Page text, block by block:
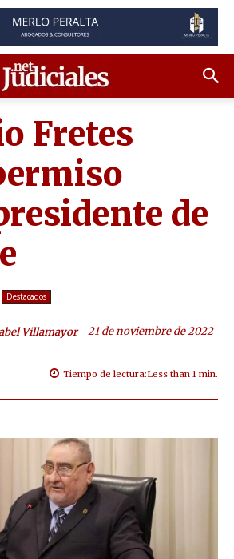
Fretes
de
Destacados
Villamayor 21 de noviembre de 2022
Tiempo de lectura:Less than 1 min.